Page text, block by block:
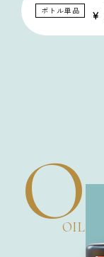
ボトル単品
O
OIL